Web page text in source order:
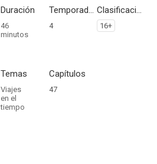
Duración
46
minutos
Temporadas
4
Clasificación por edades
16+
Temas
Viajes
en el
tiempo
Capítulos
47